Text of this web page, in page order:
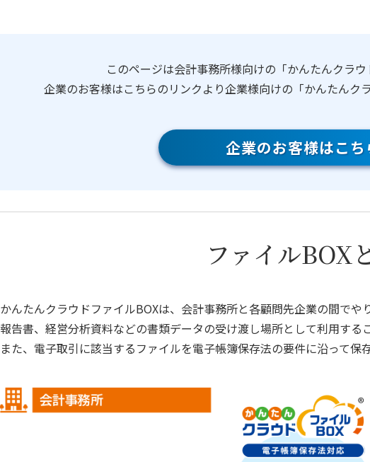
このページは会計事務所様向けの「かんたんクラウ
企業のお客様はこちらのリンクより企業様向けの「かんたんク
企業のお客様はこち
ファイルBOX
かんたんクラウドファイルBOXは、会計事務所と各顧問先企業の間で
報告書、経営分析資料などの書類データの受け渡し場所として利用する
また、電子取引に該当するファイルを電子帳簿保存法の要件に沿って保